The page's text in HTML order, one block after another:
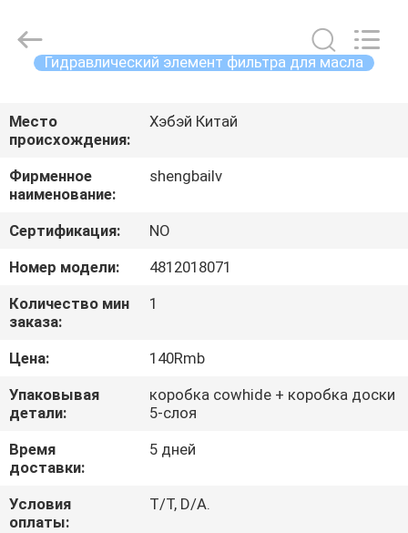
ПРОДУКТЫ
О
НАС
ПУТЕШЕСТВИЕ
ФАБРИКИ
ПРОВЕРКА
КАЧЕСТВА
Reserved. Гидравлический элемент фильтра для масла
Место
происхождения:
Хэбэй Китай
Фирменное
наименование:
shengbailv
Сертификация:
NO
Номер модели:
4812018071
Количество мин
заказа:
1
Цена:
140Rmb
Упаковывая
детали:
коробка cowhide + коробка доски
5-слоя
Время
доставки:
5 дней
Условия
оплаты:
T/T, D/A.